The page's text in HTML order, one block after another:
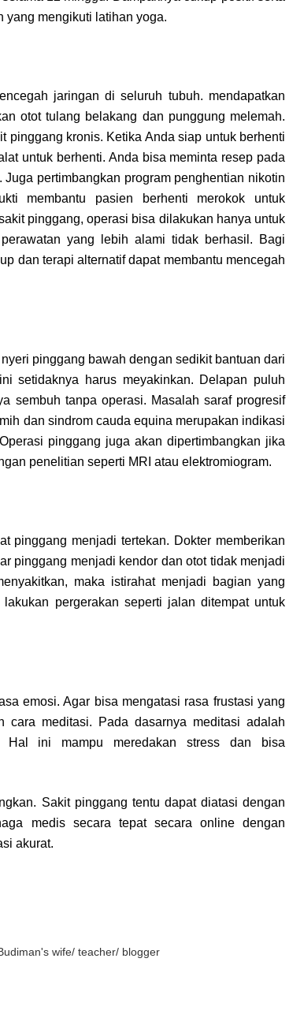
yang mengikuti latihan yoga.
jaringan di seluruh tubuh. mendapatkan
otot tulang belakang dan punggung melemah.
pinggang kronis. Ketika Anda siap untuk berhenti
untuk berhenti. Anda bisa meminta resep pada
pertimbangkan program penghentian nikotin
membantu pasien berhenti merokok untuk
pinggang, operasi bisa dilakukan hanya untuk
yang lebih alami tidak berhasil. Bagi
dan terapi alternatif dapat membantu mencegah
pinggang bawah dengan sedikit bantuan dari
setidaknya harus meyakinkan. Delapan puluh
sembuh tanpa operasi. Masalah saraf progresif
dan sindrom cauda equina merupakan indikasi
pinggang juga akan dipertimbangkan jika
penelitian seperti MRI atau elektromiogram.
pinggang menjadi tertekan. Dokter memberikan
pinggang menjadi kendor dan otot tidak menjadi
maka istirahat menjadi bagian yang
pergerakan seperti jalan ditempat untuk
emosi. Agar bisa mengatasi rasa frustasi yang
cara meditasi. Pada dasarnya meditasi adalah
Hal ini mampu meredakan stress dan bisa
Sakit pinggang tentu dapat diatasi dengan
medis secara tepat secara online dengan
akurat.
wife/ teacher/ blogger